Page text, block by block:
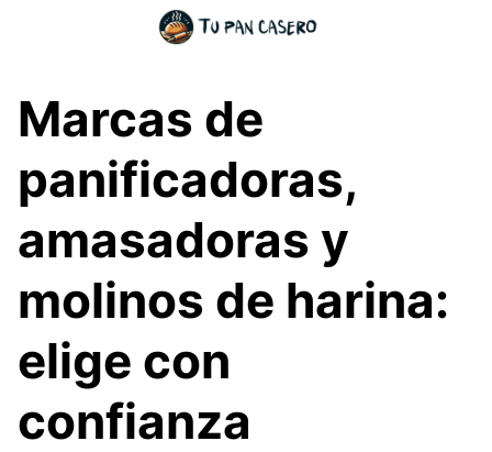
Marcas de
panificadoras,
amasadoras y
molinos de harina:
elige con
confianza